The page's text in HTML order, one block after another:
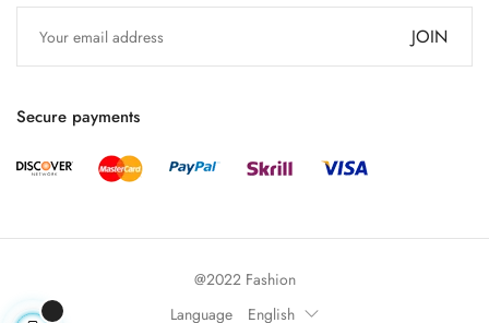
JOIN
Secure payments
@2022 Fashion
Language
English